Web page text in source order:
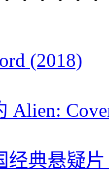
(2018)
Alien:
经典悬疑